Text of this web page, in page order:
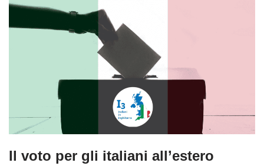
Il voto per gli italiani all’estero